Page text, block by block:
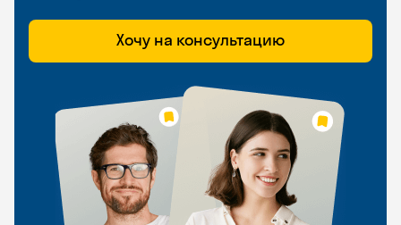
Хочу на консультацию